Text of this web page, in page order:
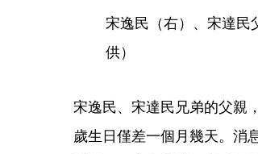
宋逸民（右）、宋達民
供）
宋逸民、宋達民兄弟的父親
歲生日僅差一個月幾天。消